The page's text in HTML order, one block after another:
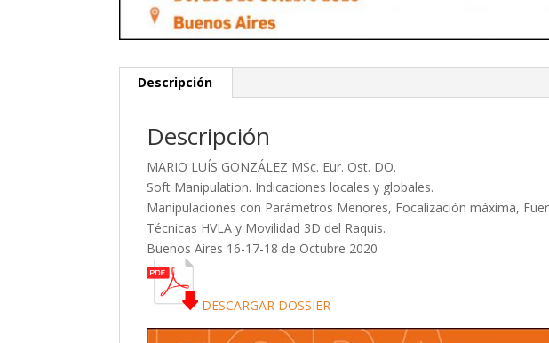
Descripción
Descripción
MARIO LUÍS GONZÁLEZ MSc. Eur. Ost. DO.
Soft Manipulation. Indicaciones locales y globales.
Manipulaciones con Parámetros Menores, Focalización máxima,
Técnicas HVLA y Movilidad 3D del Raquis.
Buenos Aires 16-17-18 de Octubre 2020
DESCARGAR DOSSIER